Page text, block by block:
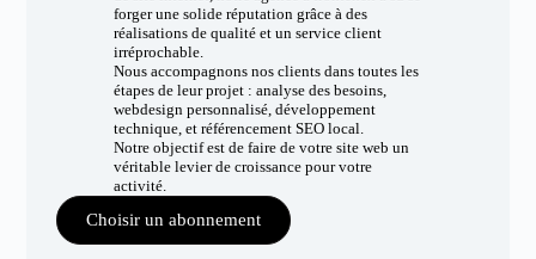
forger une solide réputation grâce à des
réalisations de qualité et un service client
irréprochable.
Nous accompagnons nos clients dans toutes les
étapes de leur projet : analyse des besoins,
webdesign personnalisé, développement
technique, et référencement SEO local.
Notre objectif est de faire de votre site web un
véritable levier de croissance pour votre
activité.
Choisir un abonnement